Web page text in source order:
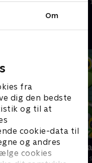
Om
fra
dig den bedste
og til at
cookie-data til
og andres
cookies
2022 • 21 min
Geckos
Børneserier • 2